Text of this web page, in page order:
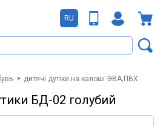
RU
дитячі дутіки на калоші ЭВА,ПВХ
БД-02 голубий